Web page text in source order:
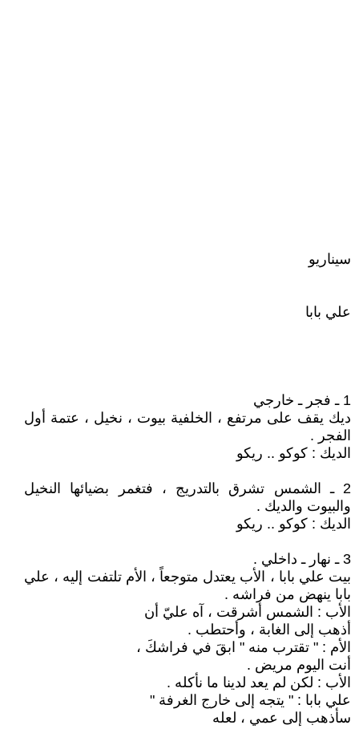
سيناريو
علي بابا
1 ـ فجر ـ خارجي
ديك يقف على مرتفع ، الخلفية بيوت ، نخيل ، عتمة أول
الفجر .
الديك : كوكو .. ريكو
2 ـ الشمس تشرق بالتدريج ، فتغمر بضيائها النخيل
والبيوت والديك .
الديك : كوكو .. ريكو
3 ـ نهار ـ داخلي .
بيت علي بابا ، الأب يعتدل متوجعاً ، الأم تلتفت إليه ، علي
بابا ينهض من فراشه .
الأب : الشمس أشرقت ، آه عليّ أن
أذهب إلى الغابة ، وأحتطب .
الأم : " تقترب منه " ابقَ في فراشكَ ،
أنت اليوم مريض .
الأب : لكن لم يعد لدينا ما نأكله .
علي بابا : " يتجه إلى خارج الغرفة "
سأذهب إلى عمي ، لعله